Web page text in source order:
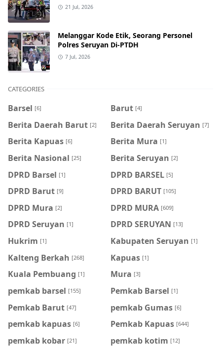
21 Jul, 2026
Melanggar Kode Etik, Seorang Personel
Polres Seruyan Di-PTDH
7 Jul, 2026
CATEGORIES
Barsel [6] Barut [4]
Berita Daerah Barut [2] Berita Daerah Seruyan [7]
Berita Kapuas [6] Berita Mura [1]
Berita Nasional [25] Berita Seruyan [2]
DPRD Barsel [1] DPRD BARSEL [5]
DPRD Barut [9] DPRD BARUT [105]
DPRD Mura [2] DPRD MURA [609]
DPRD Seruyan [1] DPRD SERUYAN [13]
Hukrim [1] Kabupaten Seruyan [1]
Kalteng Berkah [268] Kapuas [1]
Kuala Pembuang [1] Mura [3]
pemkab barsel [155] Pemkab Barsel [1]
Pemkab Barut [47] pemkab Gumas [6]
pemkab kapuas [6] Pemkab Kapuas [644]
pemkab kobar [21] pemkab kotim [12]